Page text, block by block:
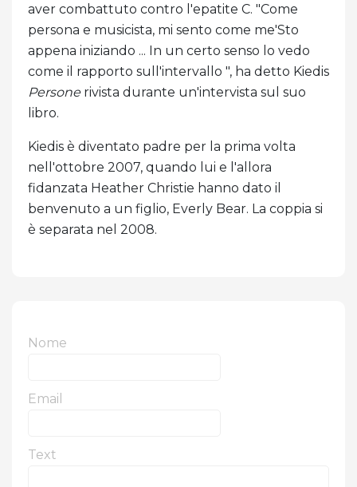
aver combattuto contro l'epatite C. "Come
persona e musicista, mi sento come me'Sto
appena iniziando ... In un certo senso lo vedo
come il rapporto sull'intervallo ", ha detto Kiedis
Personerivista durante un'intervista sul suo
libro.
Kiedis è diventato padre per la prima volta
nell'ottobre 2007, quando lui e l'allora
fidanzata Heather Christie hanno dato il
benvenuto a un figlio, Everly Bear. La coppia si
è separata nel 2008.
Nome
Email
Text